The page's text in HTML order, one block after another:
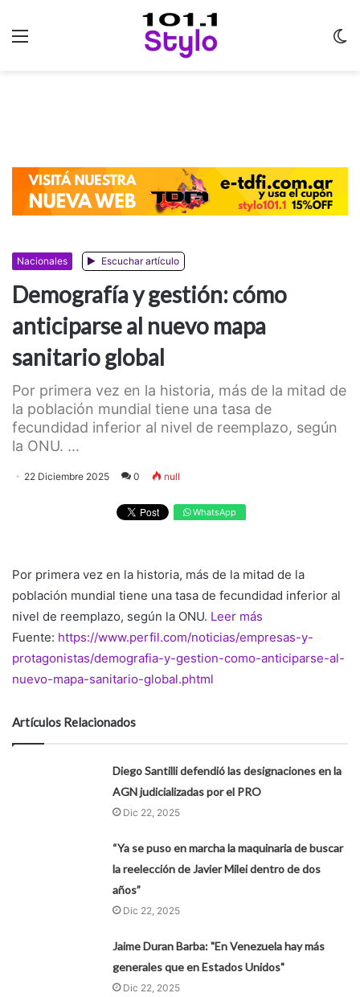
Nacionales Escuchar artículo
Demografía y gestión: cómo
anticiparse al nuevo mapa
sanitario global
Por primera vez en la historia, más de la mitad de
la población mundial tiene una tasa de
fecundidad inferior al nivel de reemplazo, según
la ONU. ...
22 Diciembre 2025 0 null
WhatsApp
Por primera vez en la historia, más de la mitad de la
población mundial tiene una tasa de fecundidad inferior al
nivel de reemplazo, según la ONU. Leer más
Fuente: https://www.perfil.com/noticias/empresas-y-
protagonistas/demografia-y-gestion-como-anticiparse-al-
nuevo-mapa-sanitario-global.phtml
Artículos Relacionados
Diego Santilli defendió las designaciones en la
AGN judicializadas por el PRO
Dic 22, 2025
“Ya se puso en marcha la maquinaria de buscar
la reelección de Javier Milei dentro de dos
años”
Dic 22, 2025
Jaime Duran Barba: "En Venezuela hay más
generales que en Estados Unidos"
Dic 22, 2025